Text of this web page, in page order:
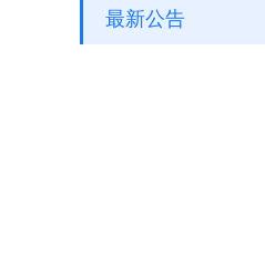
最新公告